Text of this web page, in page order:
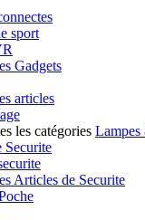
sport
Gadgets
articles
les catégories
Securite
Articles de Securite